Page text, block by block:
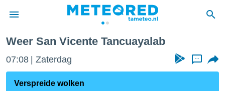
door
Weer San Vicente Tancuayalab
07:08 Zaterdag ...
Verspreide wolken